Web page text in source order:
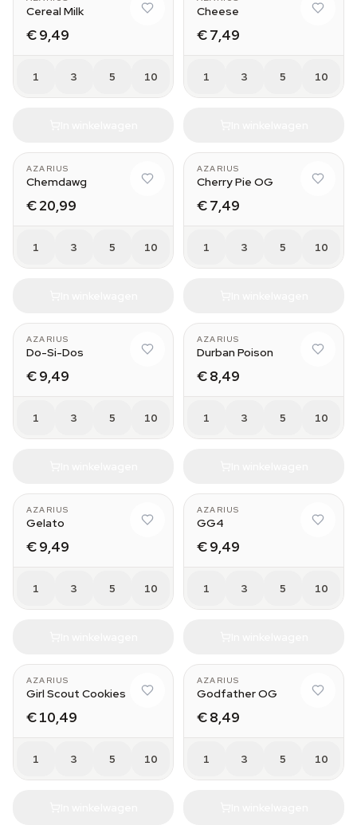
Cereal Milk
€ 9,49
1 3 5 10
Cheese
€ 7,49
1 3 5 10
AZARIUS
Chemdawg
€ 20,99
1 3 5 10
AZARIUS
Cherry Pie OG
€ 7,49
1 3 5 10
AZARIUS
Do-Si-Dos
€ 9,49
1 3 5 10
AZARIUS
Durban Poison
€ 8,49
1 3 5 10
AZARIUS
Gelato
€ 9,49
1 3 5 10
AZARIUS
GG4
€ 9,49
1 3 5 10
AZARIUS
Girl Scout Cookies
€ 10,49
1 3 5 10
AZARIUS
Godfather OG
€ 8,49
1 3 5 10